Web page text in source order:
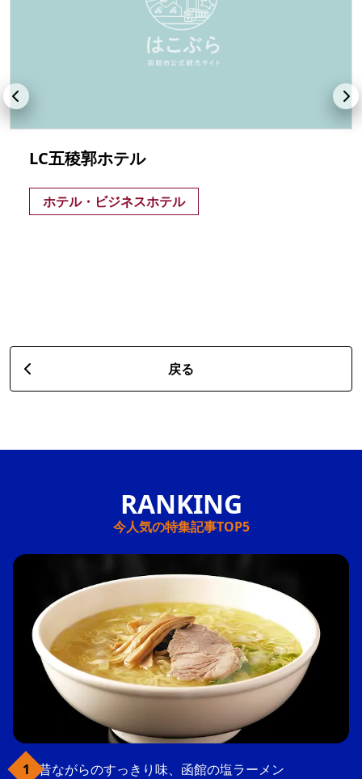
LC五稜郭ホテル
ホテル・ビジネスホテル
戻る
今人気の特集記事TOP5
昔ながらのすっきり味、函館の塩ラーメン